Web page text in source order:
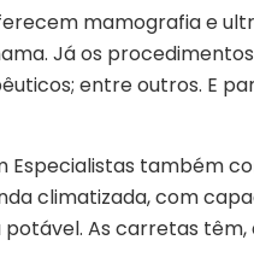
mamografia e
Já os
entre outros. E
também
climatizada, com
As carretas